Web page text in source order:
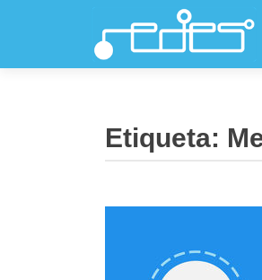
Etiqueta: